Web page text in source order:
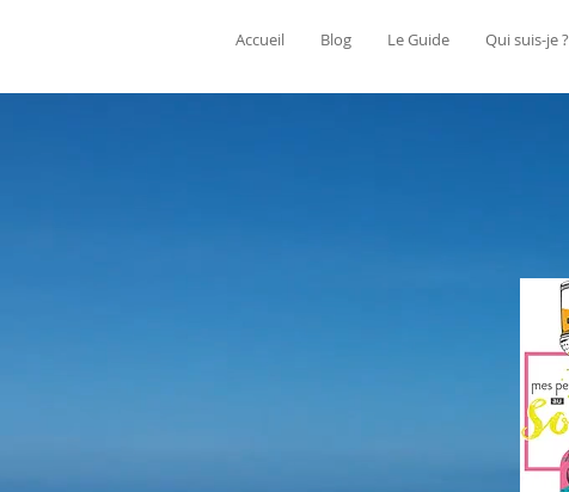
Accueil Blog Le Guide Qui suis-je ?